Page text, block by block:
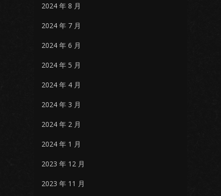
2024 年 8 月
2024 年 7 月
2024 年 6 月
2024 年 5 月
2024 年 4 月
2024 年 3 月
2024 年 2 月
2024 年 1 月
2023 年 12 月
2023 年 11 月